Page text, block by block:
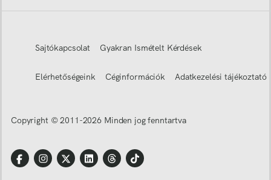
Sajtókapcsolat Gyakran Ismételt Kérdések
Elérhetőségeink Céginformációk Adatkezelési tájékoztató
Copyright © 2011-2026 Minden jog fenntartva